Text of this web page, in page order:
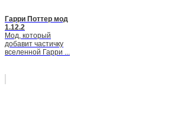
Гарри Поттер мод
1.12.2
Мод, который
добавит частичку
вселенной Гарри ...